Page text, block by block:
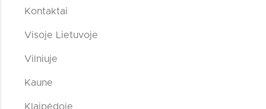
Kontaktai
Visoje Lietuvoje
Vilniuje
Kaune
Klaipėdoje